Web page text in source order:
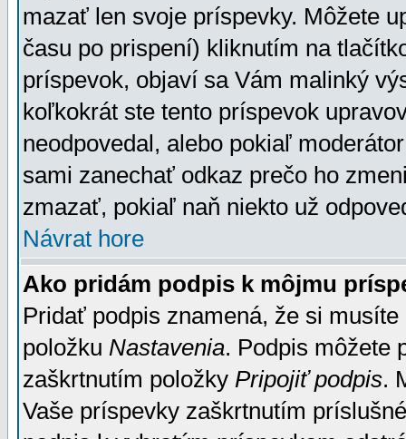
mazať len svoje príspevky. Môžete
času po prispení) kliknutím na
príspevok, objaví sa Vám malinký
koľkokrát ste tento príspevok
neodpovedal, alebo pokiaľ
sami zanechať odkaz prečo ho
zmazať, pokiaľ naň niekto už
Návrat hore
Ako pridám podpis k môjmu
Pridať podpis znamená, že si
položku Nastavenia. Podpis môžete
zaškrtnutím položky Pripojiť podpis.
Vaše príspevky zaškrtnutím